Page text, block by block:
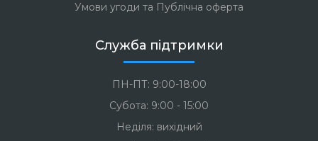
Умови угоди та Публічна оферта
Служба підтримки
ПН-ПТ: 9:00-18:00
Субота: 9:00 - 15:00
Неділя: вихідний